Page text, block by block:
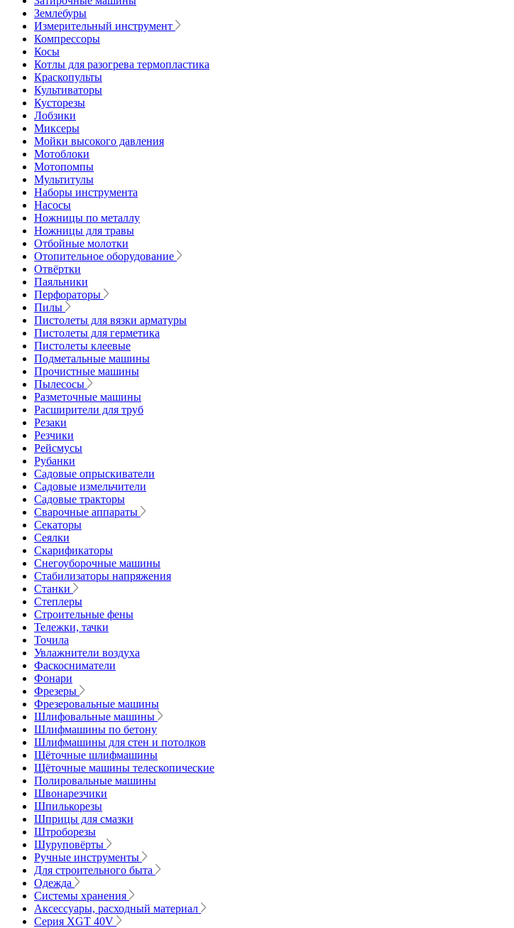
Землебуры
Измерительный инструмент
Компрессоры
Косы
Котлы для разогрева термопластика
Краскопульты
Культиваторы
Кусторезы
Лобзики
Миксеры
Мойки высокого давления
Мотоблоки
Мотопомпы
Мультитулы
Наборы инструмента
Насосы
Ножницы по металлу
Ножницы для травы
Отбойные молотки
Отопительное оборудование
Отвёртки
Паяльники
Перфораторы
Пилы
Пистолеты для вязки арматуры
Пистолеты для герметика
Пистолеты клеевые
Подметальные машины
Прочистные машины
Пылесосы
Разметочные машины
Расширители для труб
Резаки
Резчики
Рейсмусы
Рубанки
Садовые опрыскиватели
Садовые измельчители
Садовые тракторы
Сварочные аппараты
Секаторы
Сеялки
Скарификаторы
Снегоуборочные машины
Стабилизаторы напряжения
Станки
Степлеры
Строительные фены
Тележки, тачки
Точила
Увлажнители воздуха
Фаскосниматели
Фонари
Фрезеры
Фрезеровальные машины
Шлифовальные машины
Шлифмашины по бетону
Шлифмашины для стен и потолков
Щёточные шлифмашины
Щёточные машины телескопические
Полировальные машины
Швонарезчики
Шпилькорезы
Шприцы для смазки
Штроборезы
Шуруповёрты
Ручные инструменты
Для строительного быта
Одежда
Системы хранения
Аксессуары, расходный материал
Серия XGT 40V